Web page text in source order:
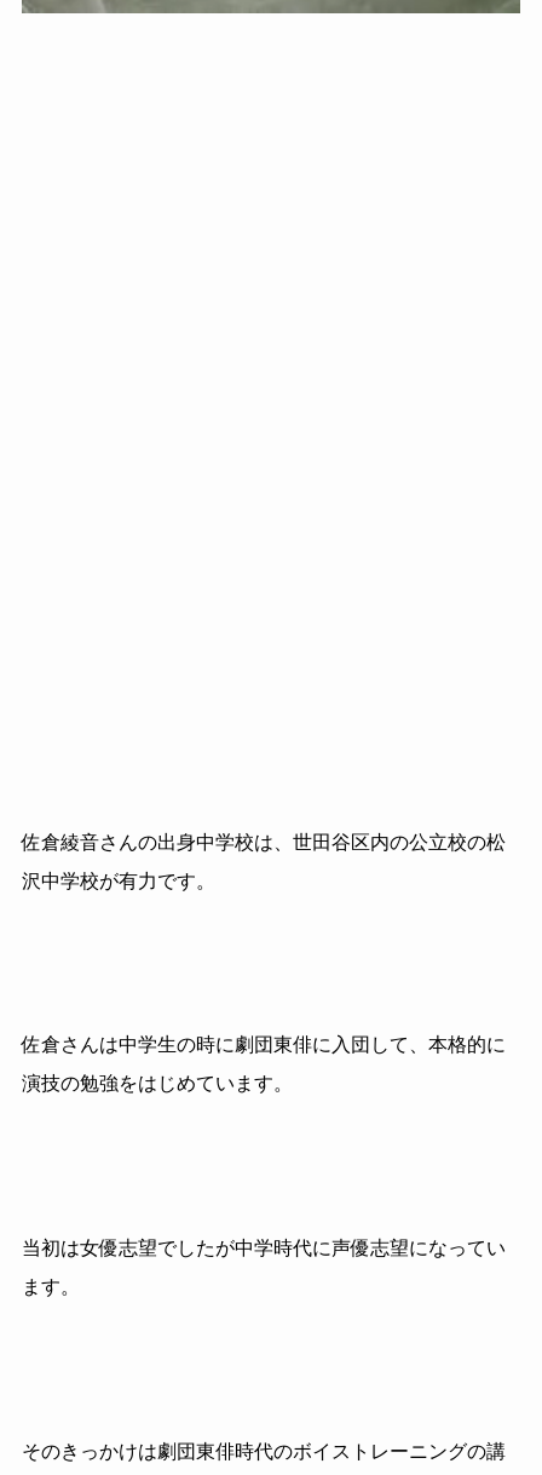
佐倉綾音さんの出身中学校は、世田谷区内の公立校の松
沢中学校が有力です。
佐倉さんは中学生の時に劇団東俳に入団して、本格的に
演技の勉強をはじめています。
当初は女優志望でしたが中学時代に声優志望になってい
ます。
そのきっかけは劇団東俳時代のボイストレーニングの講